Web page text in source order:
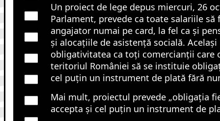
Un proiect de lege depus miercuri, 26
Parlament, prevede ca toate salariile să
angajator numai pe card, la fel ca și
și alocațiile de asistență socială.
obligativitatea ca toți comercianții care
teritoriul României să se instituie
cel puțin un instrument de plată fără
Mai mult, proiectul prevede „obligația
accepta și cel puțin un instrument de